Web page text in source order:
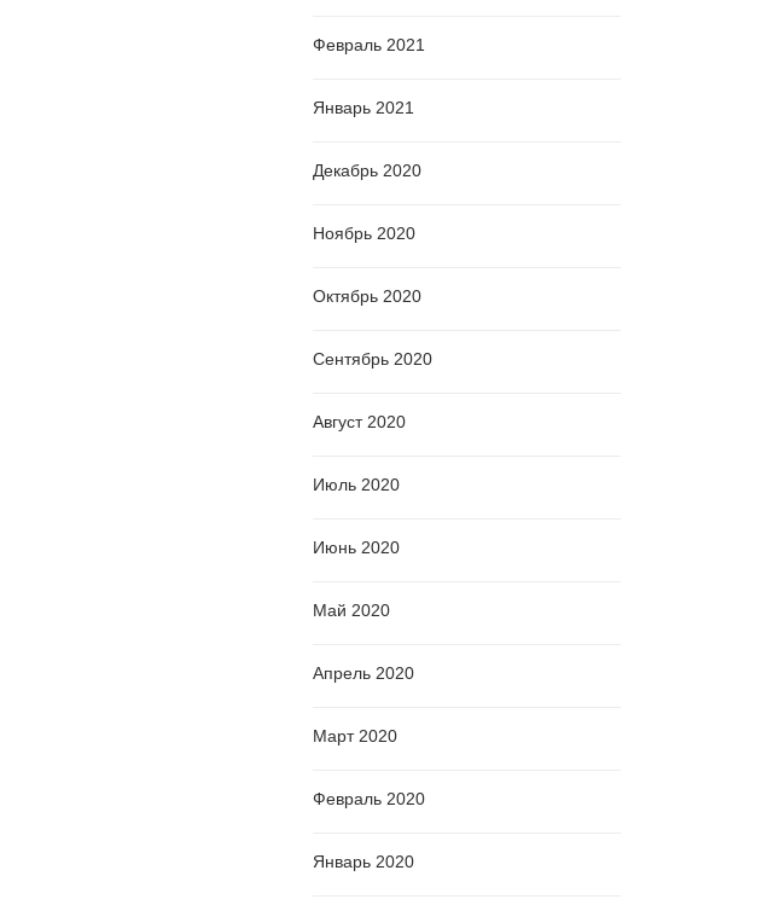
Февраль 2021
Январь 2021
Декабрь 2020
Ноябрь 2020
Октябрь 2020
Сентябрь 2020
Август 2020
Июль 2020
Июнь 2020
Май 2020
Апрель 2020
Март 2020
Февраль 2020
Январь 2020